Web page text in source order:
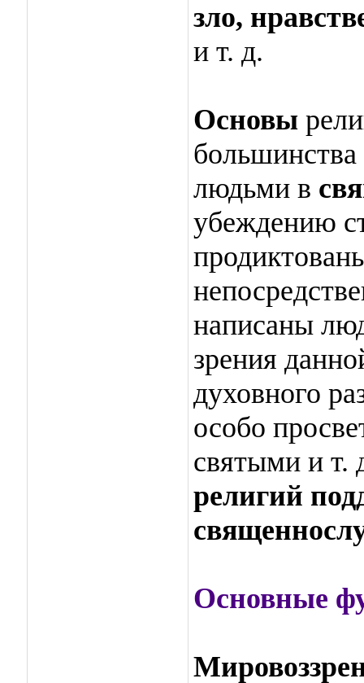
зло,
и т. д.
Основы
людьми в
убеждению
написаны
зрения
духовного
особо
святыми и т.
религий
Основные